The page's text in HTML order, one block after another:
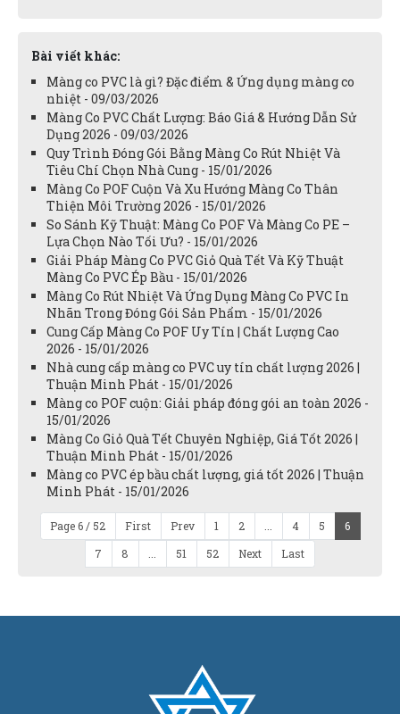
Bài viết khác:
Màng co PVC là gì? Đặc điểm & Ứng dụng màng co
nhiệt - 09/03/2026
Màng Co PVC Chất Lượng: Báo Giá & Hướng Dẫn Sử
Dụng 2026 - 09/03/2026
Quy Trình Đóng Gói Bằng Màng Co Rút Nhiệt Và
Tiêu Chí Chọn Nhà Cung - 15/01/2026
Màng Co POF Cuộn Và Xu Hướng Màng Co Thân
Thiện Môi Trường 2026 - 15/01/2026
So Sánh Kỹ Thuật: Màng Co POF Và Màng Co PE –
Lựa Chọn Nào Tối Ưu? - 15/01/2026
Giải Pháp Màng Co PVC Giỏ Quà Tết Và Kỹ Thuật
Màng Co PVC Ép Bầu - 15/01/2026
Màng Co Rút Nhiệt Và Ứng Dụng Màng Co PVC In
Nhãn Trong Đóng Gói Sản Phẩm - 15/01/2026
Cung Cấp Màng Co POF Uy Tín | Chất Lượng Cao
2026 - 15/01/2026
Nhà cung cấp màng co PVC uy tín chất lượng 2026 |
Thuận Minh Phát - 15/01/2026
Màng co POF cuộn: Giải pháp đóng gói an toàn 2026 -
15/01/2026
Màng Co Giỏ Quà Tết Chuyên Nghiệp, Giá Tốt 2026 |
Thuận Minh Phát - 15/01/2026
Màng co PVC ép bầu chất lượng, giá tốt 2026 | Thuận
Minh Phát - 15/01/2026
Page 6 / 52 First Prev 1 2 4 5
6
7
8 51 52 Next Last